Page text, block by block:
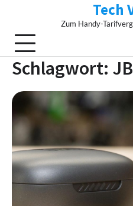
content
Tech
Zum Handy-
Schlagwort: